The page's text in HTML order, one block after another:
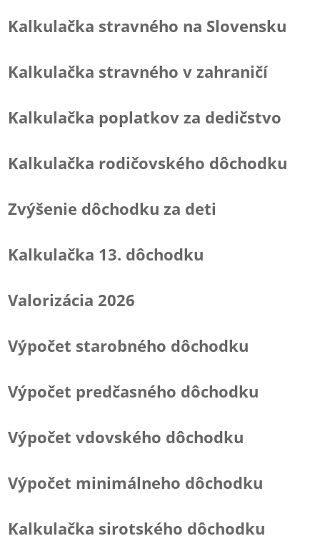
Kalkulačka stravného na Slovensku
Kalkulačka stravného v zahraničí
Kalkulačka poplatkov za dedičstvo
Kalkulačka rodičovského dôchodku
Zvýšenie dôchodku za deti
Kalkulačka 13. dôchodku
Valorizácia 2026
Výpočet starobného dôchodku
Výpočet predčasného dôchodku
Výpočet vdovského dôchodku
Výpočet minimálneho dôchodku
Kalkulačka sirotského dôchodku